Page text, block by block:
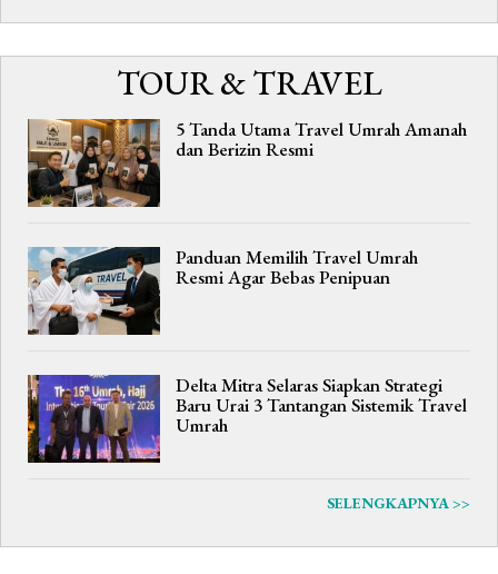
TOUR & TRAVEL
5 Tanda Utama Travel Umrah Amanah
dan Berizin Resmi
Panduan Memilih Travel Umrah
Resmi Agar Bebas Penipuan
Delta Mitra Selaras Siapkan Strategi
Baru Urai 3 Tantangan Sistemik Travel
Umrah
SELENGKAPNYA >>